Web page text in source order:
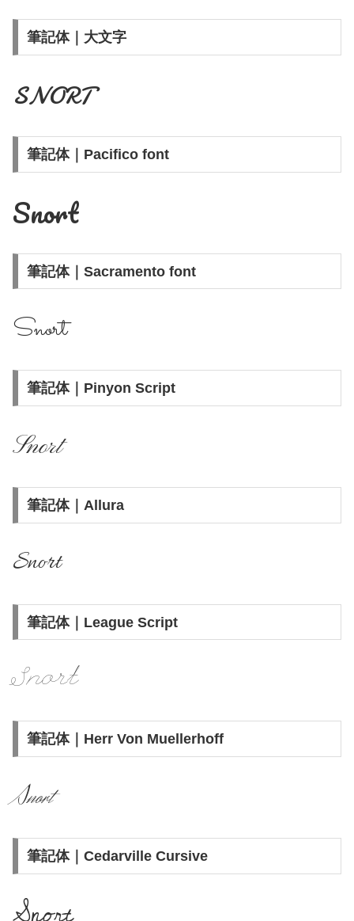
筆記体｜大文字
SNORT
筆記体｜Pacifico font
Snort
筆記体｜Sacramento font
Snort
筆記体｜Pinyon Script
Snort
筆記体｜Allura
Snort
筆記体｜League Script
Snort
筆記体｜Herr Von Muellerhoff
Snort
筆記体｜Cedarville Cursive